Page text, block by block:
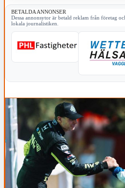
BETALDA ANNONSER
Dessa annonsytor är betald reklam från företag
lokala journalistiken.